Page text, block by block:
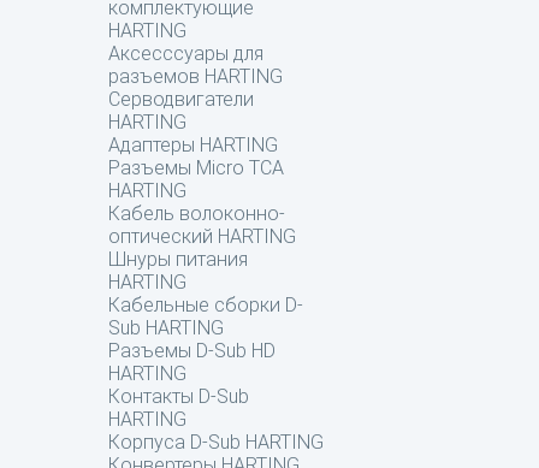
комплектующие
HARTING
Аксесссуары для
разъемов HARTING
Серводвигатели
HARTING
Адаптеры HARTING
Разъемы Micro TCA
HARTING
Кабель волоконно-
оптический HARTING
Шнуры питания
HARTING
Кабельные сборки D-
Sub HARTING
Разъемы D-Sub HD
HARTING
Контакты D-Sub
HARTING
Корпуса D-Sub HARTING